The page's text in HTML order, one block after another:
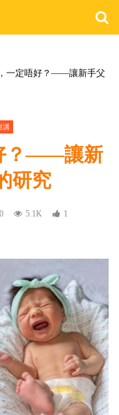
一定唔好？——讓新手父
講
？——讓新
研究
0 5.1K 1